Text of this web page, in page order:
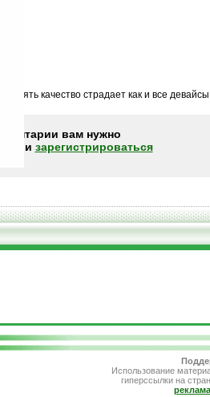
опять качество страдает как и все
вам нужно
или зарегистрироваться
Использование
гиперссылки на